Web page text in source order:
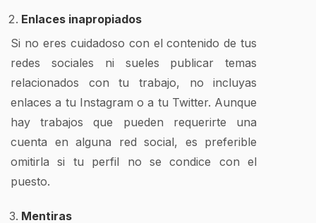
Enlaces inapropiados
Si no eres cuidadoso con el contenido de tus
redes sociales ni sueles publicar temas
relacionados con tu trabajo, no incluyas
enlaces a tu Instagram o a tu Twitter. Aunque
hay trabajos que pueden requerirte una
cuenta en alguna red social, es preferible
omitirla si tu perfil no se condice con el
puesto.
Mentiras